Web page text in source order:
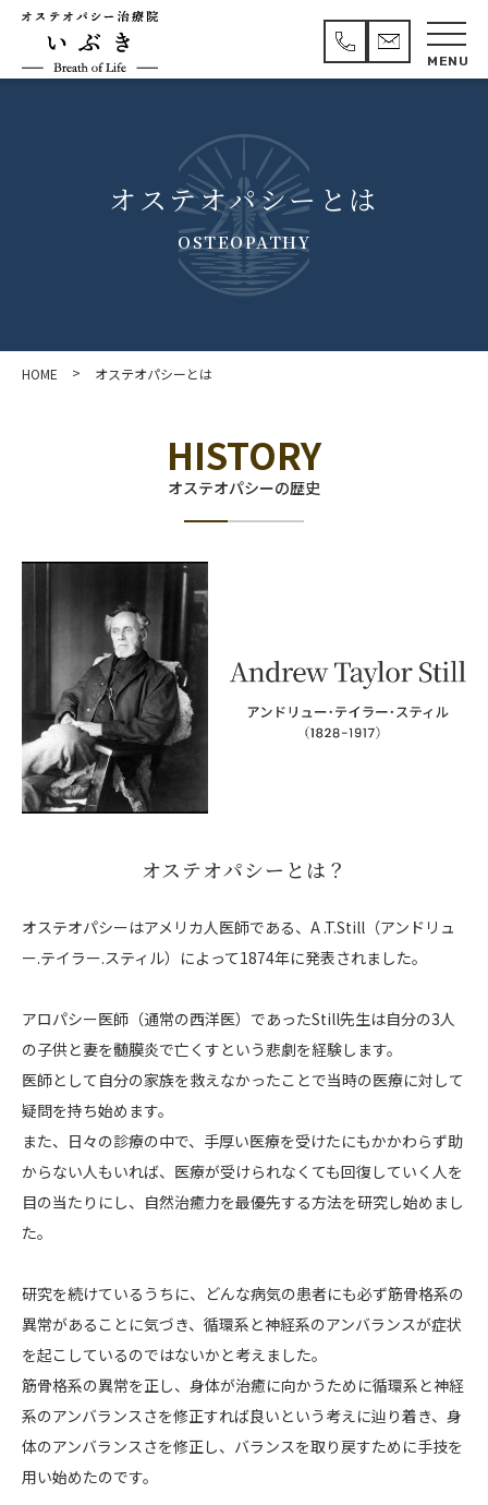
オステオパシーとは
OSTEOPATHY
HOME > オステオパシーとは
HISTORY
オステオパシーの歴史
オステオパシーとは？
オステオパシーはアメリカ人医師である、A .T.Still（アンドリュ
ー.テイラー.スティル）によって1874年に発表されました。
アロパシー医師（通常の西洋医）であったStill先生は自分の3人
の子供と妻を髄膜炎で亡くすという悲劇を経験します。
医師として自分の家族を救えなかったことで当時の医療に対して
疑問を持ち始めます。
また、日々の診療の中で、手厚い医療を受けたにもかかわらず助
からない人もいれば、医療が受けられなくても回復していく人を
目の当たりにし、自然治癒力を最優先する方法を研究し始めまし
た。
研究を続けているうちに、どんな病気の患者にも必ず筋骨格系の
異常があることに気づき、循環系と神経系のアンバランスが症状
を起こしているのではないかと考えました。
筋骨格系の異常を正し、身体が治癒に向かうために循環系と神経
系のアンバランスさを修正すれば良いという考えに辿り着き、身
体のアンバランスさを修正し、バランスを取り戻すために手技を
用い始めたのです。